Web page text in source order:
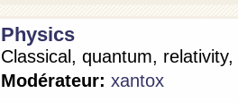
Physics
Classical, quantum,
Modérateur: xantox